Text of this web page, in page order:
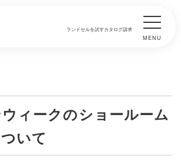
ランドセルを試すカタログ請求
MENU
ィークのショールーム
いて